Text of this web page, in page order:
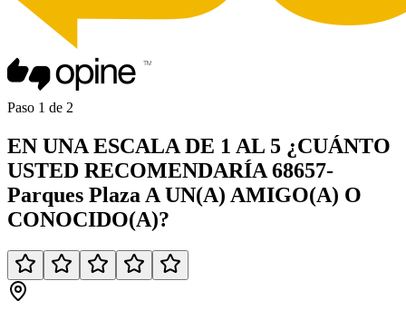
Paso 1 de 2
EN UNA ESCALA DE 1 AL 5 ¿CUÁNTO
USTED RECOMENDARÍA 68657-
Parques Plaza A UN(A) AMIGO(A) O
CONOCIDO(A)?